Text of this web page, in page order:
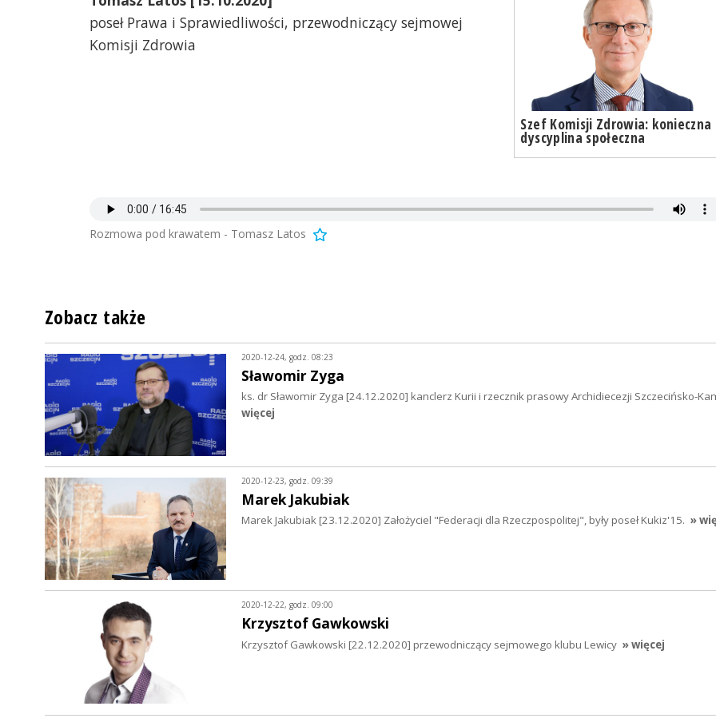
Szef Komisji Zdrowia: konieczna
dyscyplina społeczna
poseł Prawa i Sprawiedliwości, przewodniczący sejmowej
Komisji Zdrowia
Rozmowa pod krawatem - Tomasz Latos
Zobacz także
2020-12-24, godz. 08:23
Sławomir Zyga
ks. dr Sławomir Zyga [24.12.2020] kanclerz Kurii i rzecznik prasowy Archidiecezji Szczecińsko-
więcej
2020-12-23, godz. 09:39
Marek Jakubiak
Marek Jakubiak [23.12.2020] Założyciel "Federacji dla Rzeczpospolitej", były poseł Kukiz'15. »
2020-12-22, godz. 09:00
Krzysztof Gawkowski
Krzysztof Gawkowski [22.12.2020] przewodniczący sejmowego klubu Lewicy » więcej